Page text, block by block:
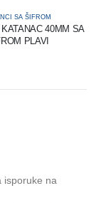
SA ŠIFROM
40MM SA
PLAVI
isporuke na